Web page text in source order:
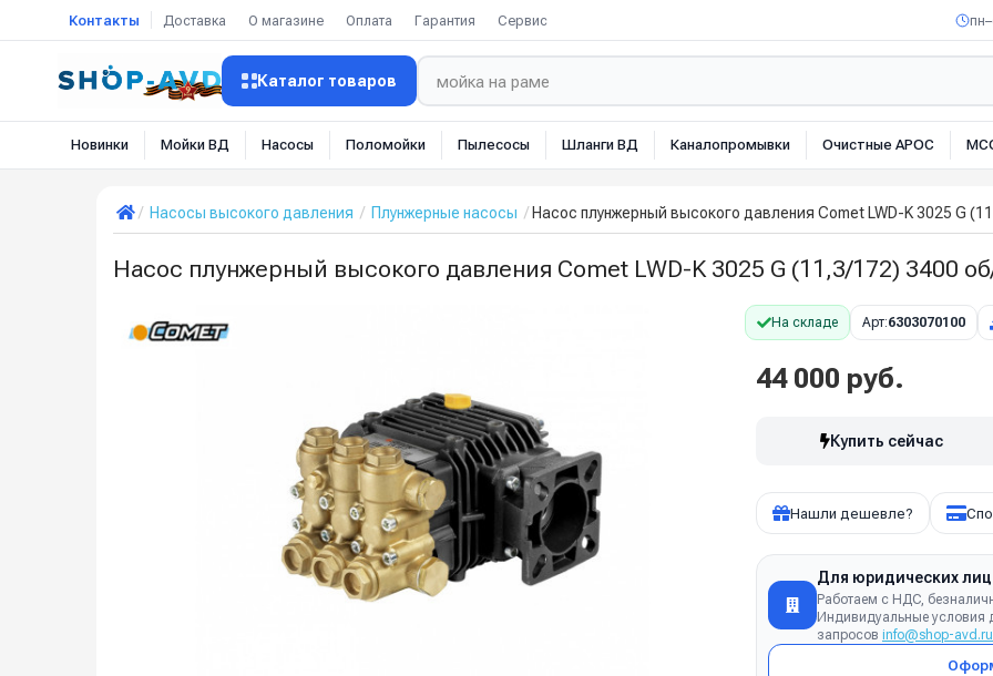
Контакты Доставка О магазине Оплата Гарантия Сервис
Каталог товаров
Новинки Мойки ВД Насосы Поломойки Пылесосы Шланги ВД Каналопромывки Очистные АРОС
Насосы высокого давления Плунжерные насосы Насос плунжерный высокого давления Comet LWD-K 3025 G
Насос плунжерный высокого давления Comet LWD-K 3025 G (11,3/172) 3400
На складе Арт:6303070100
44 000 руб.
Купить сейчас
Нашли дешевле?
Для юридических лиц
Работаем с НДС,
Индивидуальные условия
запросов info@shop-avd.ru